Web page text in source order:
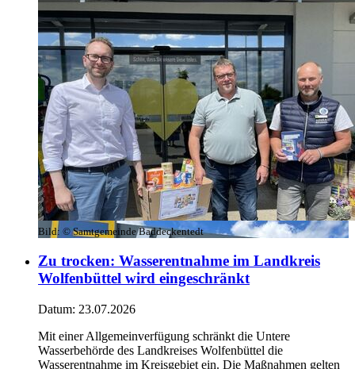
Bild: © Samtgemeinde Baddeckentedt
Zu trocken: Wasserentnahme im Landkreis
Wolfenbüttel wird eingeschränkt
Datum: 23.07.2026
Mit einer Allgemeinverfügung schränkt die Untere
Wasserbehörde des Landkreises Wolfenbüttel die
Wasserentnahme im Kreisgebiet ein. Die Maßnahmen gelten